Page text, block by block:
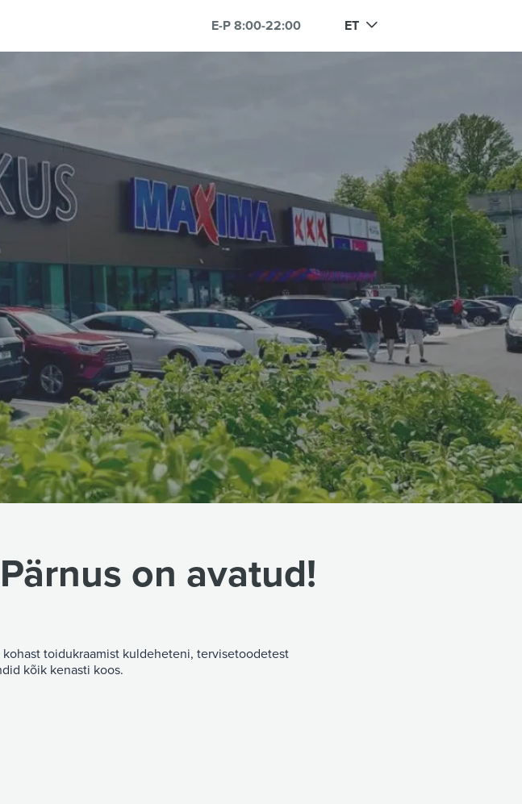
E-P 8:00-22:00 ET
on avatud!
toidukraamist kuldeheteni, tervisetoodetest
kõik kenasti koos.